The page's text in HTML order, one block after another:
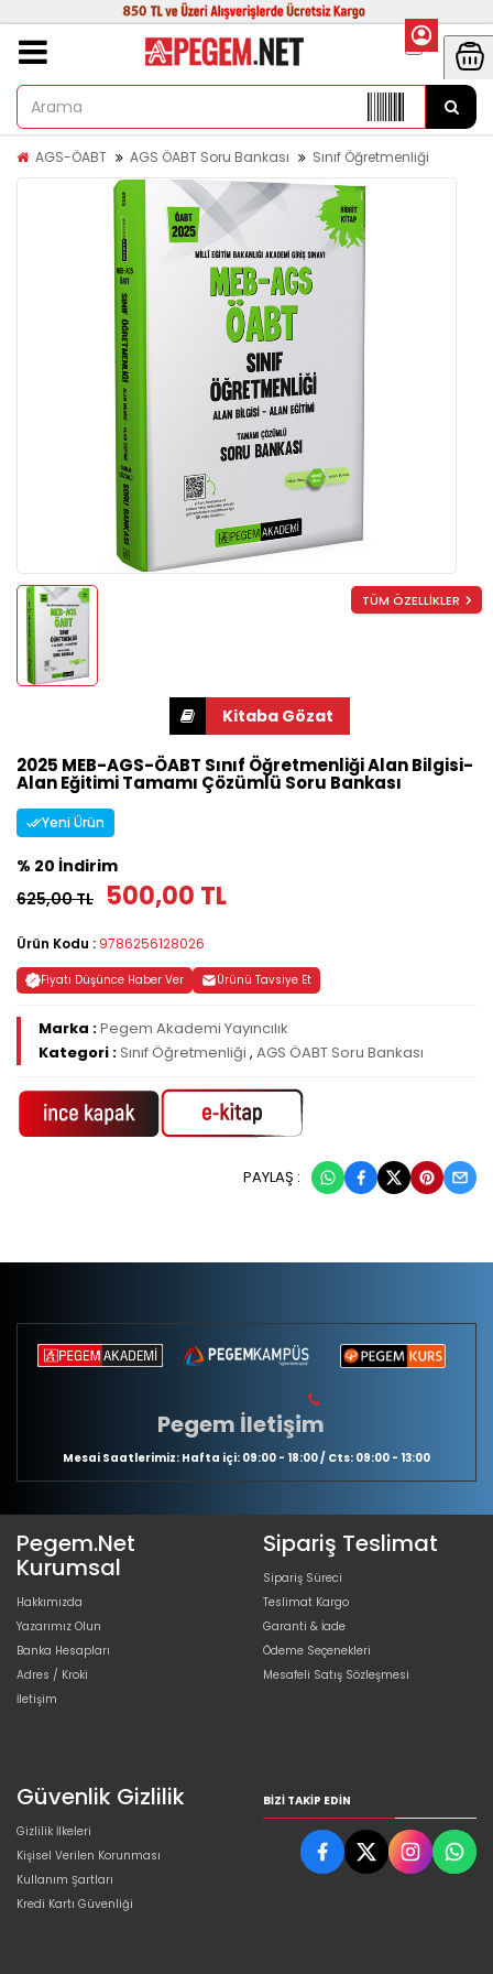
AGS-ÖABT AGS ÖABT Soru Bankası Sınıf Öğretmenliği
TÜM ÖZELLİKLER
2025 MEB-AGS-ÖABT Sınıf Öğretmenliği Alan Bilgisi-
Alan Eğitimi Tamamı Çözümlü Soru Bankası
Yeni Ürün
% 20 İndirim
625,00 TL
500,00 TL
Ürün Kodu : 9786256128026
Fiyatı Düşünce Haber Ver Ürünü Tavsiye Et
Marka :Pegem Akademi Yayıncılık
Kategori :Sınıf Öğretmenliği , AGS ÖABT Soru Bankası
PAYLAŞ :
Pegem İletişim
Mesai Saatlerimiz: Hafta içi: 09:00 - 18:00 / Cts: 09:00 - 13:00
Pegem.Net
Kurumsal
Hakkımızda
Yazarımız Olun
Banka Hesapları
Adres / Kroki
İletişim
Sipariş Teslimat
Sipariş Süreci
Teslimat Kargo
Garanti & İade
Ödeme Seçenekleri
Mesafeli Satış Sözleşmesi
Güvenlik Gizlilik
Gizlilik İlkeleri
Kişisel Verilen Korunması
Kullanım Şartları
Kredi Kartı Güvenliği
BIZI TAKIP EDIN